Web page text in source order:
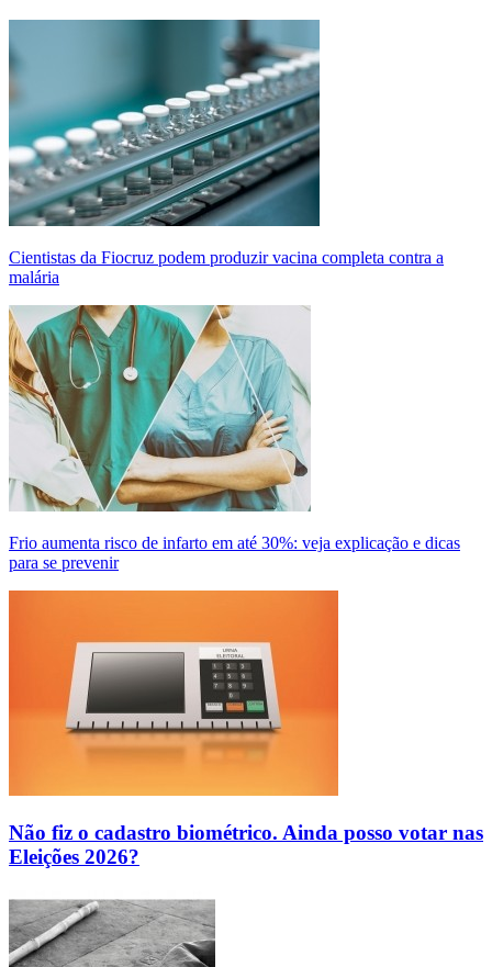
Cientistas da Fiocruz podem produzir vacina completa contra a
malária
Frio aumenta risco de infarto em até 30%: veja explicação e dicas
para se prevenir
Não fiz o cadastro biométrico. Ainda posso votar nas
Eleições 2026?